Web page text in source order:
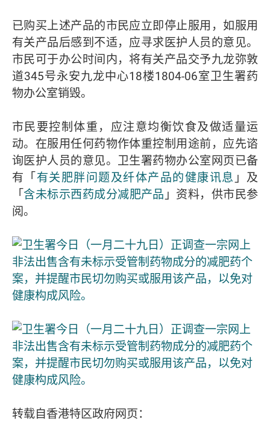
已购买上述产品的市民应立即停止服用，如服用
有关产品后感到不适，应寻求医护人员的意见。
市民可于办公时间内，将有关产品交予九龙弥敦
道345号永安九龙中心18楼1804-06室卫生署药
物办公室销毁。
市民要控制体重，应注意均衡饮食及做适量运
动。在服用任何药物作体重控制用途前，应先谘
询医护人员的意见。卫生署药物办公室网页已备
有「有关肥胖问题及纤体产品的健康讯息 」及
「含未标示西药成分减肥产品 」资料，供市民参
阅。
转载自香港特区政府网页：